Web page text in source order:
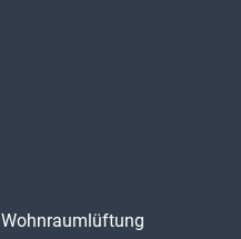
Wohnraumlüftung